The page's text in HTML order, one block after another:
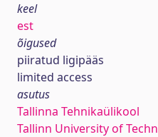
keel
est
õigused
piiratud ligipääs
limited access
asutus
Tallinna Tehnikaülikool
Tallinn University of